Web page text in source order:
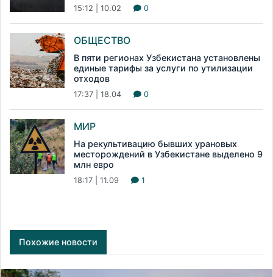
15:12 | 10.02 0
ОБЩЕСТВО
В пяти регионах Узбекистана установлены
единые тарифы за услуги по утилизации
отходов
17:37 | 18.04 0
МИР
На рекультивацию бывших урановых
месторождений в Узбекистане выделено 9
млн евро
18:17 | 11.09 1
Похожие новости